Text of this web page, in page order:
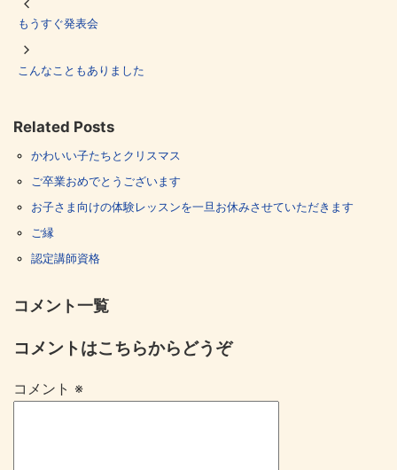
もうすぐ発表会
こんなこともありました
Related Posts
かわいい子たちとクリスマス
ご卒業おめでとうございます
お子さま向けの体験レッスンを一旦お休みさせていただきます
ご縁
認定講師資格
コメント一覧
コメントはこちらからどうぞ
コメント ※